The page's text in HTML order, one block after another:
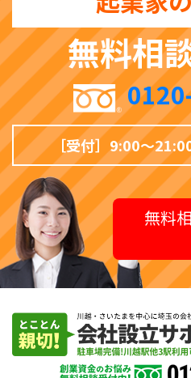
無料
無料相
［受付］9:00〜